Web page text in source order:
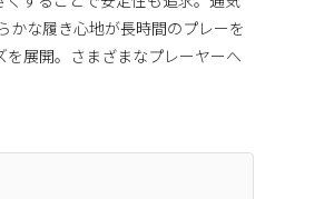
かな履き心地が長時間のプレーを
を展開。さまざまなプレーヤーへ